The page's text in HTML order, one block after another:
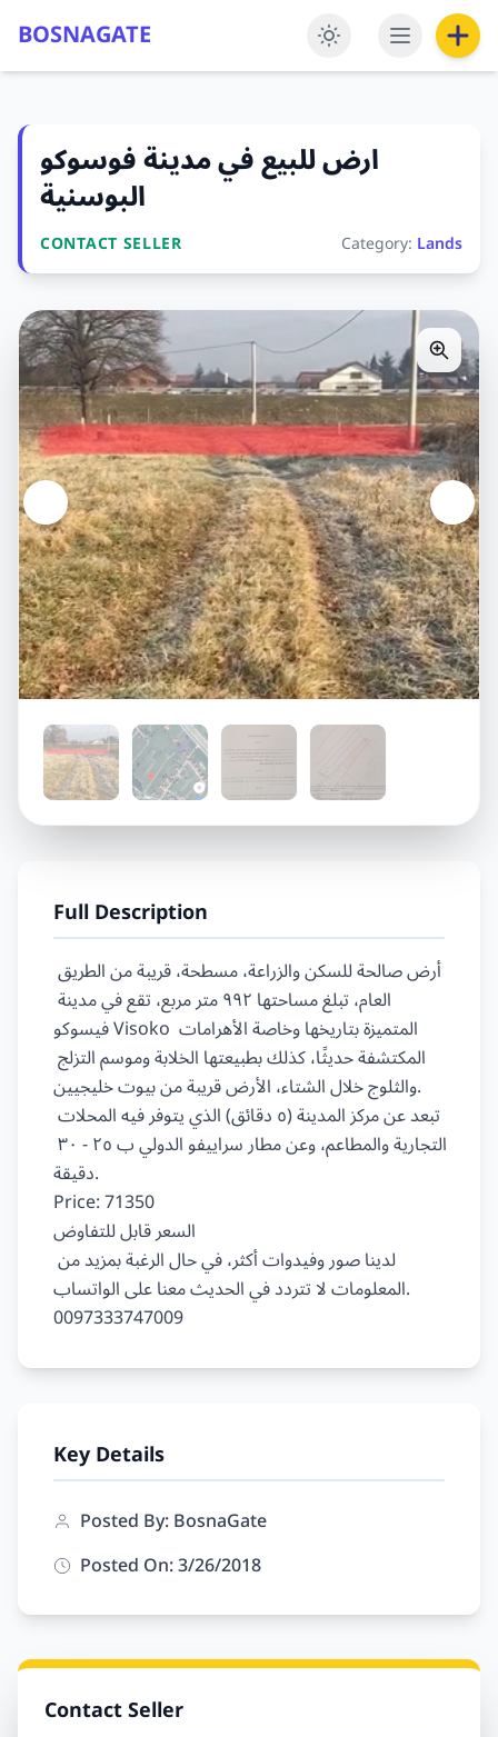
BOSNAGATE
ارض للبيع في مدينة فوسوكو
البوسنية
CONTACT SELLER Category: Lands
Full Description
فيسوكو Visoko المتميزة بتاريخها وخاصة الأهرامات
والثلوج خلال الشتاء، الأرض قريبة من بيوت خليجيين.
دقيقة.
Price: 71350
السعر قابل للتفاوض
المعلومات لا تتردد في الحديث معنا على الواتساب.
Key Details
Posted By: BosnaGate
Posted On: 3/26/2018
Contact Seller